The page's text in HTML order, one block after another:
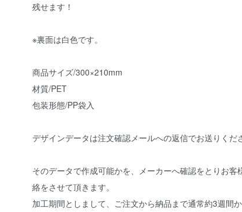
残せます！
※裏面は白色です。
商品サイズ/300×210mm
材質/PET
包装形態/PP袋入
デザインデータは注文確認メールへの返信でお送りくだ
そのデータで作成可能かを、メーカーへ確認をとりお客
絡をさせて頂きます。
加工期間としまして、ご注文から納品まで通常約3週間